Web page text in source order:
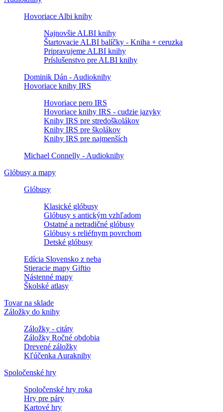
Hovoriace Albi knihy
Najnovšie ALBI knihy
Štartovacie ALBI balíčky - Kniha + ceruzka
Pripravujeme ALBI knihy
Príslušenstvo pre ALBI knihy
Dominik Dán - Audioknihy
Hovoriace knihy IRS
Hovoriace pero IRS
Hovoriace knihy IRS - cudzie jazyky
Knihy IRS pre stredoškolákov
Knihy IRS pre školákov
Knihy IRS pre najmenších
Michael Connelly - Audioknihy
Glóbusy a mapy
Glóbusy
Klasické glóbusy
Glóbusy s antickým vzhľadom
Ostatné a netradičné glóbusy
Glóbusy s reliéfnym povrchom
Detské glóbusy
Edícia Slovensko z neba
Stieracie mapy Giftio
Nástenné mapy
Školské atlasy
Tovar na sklade
Záložky do knihy
Záložky - citáty
Záložky Ročné obdobia
Drevené záložky
Kľúčenka Auraknihy
Spoločenské hry
Spoločenské hry roka
Hry pre páry
Kartové hry